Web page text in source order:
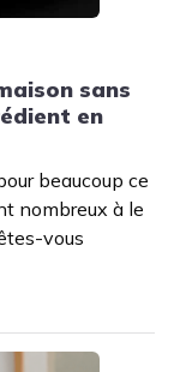
sans
en
beaucoup ce
nombreux à le
vous